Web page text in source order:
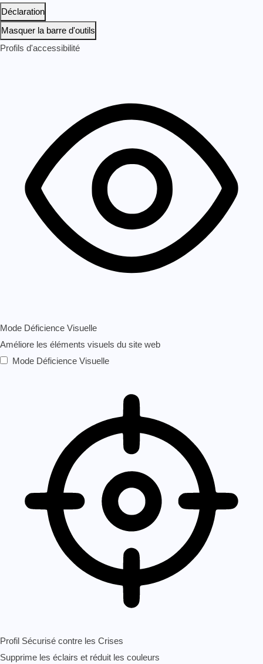
Déclaration
Masquer la barre d'outils
Profils d'accessibilité
Mode Déficience Visuelle
Améliore les éléments visuels du site web
Mode Déficience Visuelle
Profil Sécurisé contre les Crises
Supprime les éclairs et réduit les couleurs